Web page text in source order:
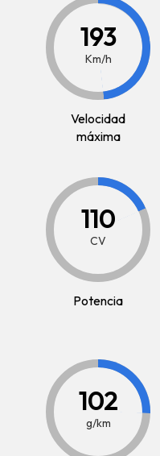
193
Km/h
Velocidad
máxima
110
CV
Potencia
102
g/km